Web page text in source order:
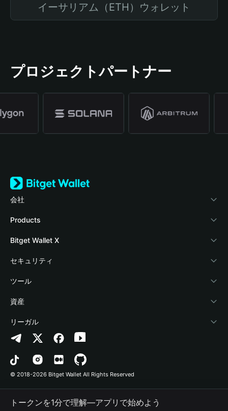
イーサリアム（ETH）ウォレット
プロジェクトパートナー
会社
Bitget Walletについて
ブログ
アカデミー
暗号資産ニュース
Help Center
お問い合わせ
ブランドリソース
キャリア
Products
Crypto Card
Stablecoin Earn
Payfi Crypto
Crypto Swap API
Altcoin Season Index
Prediction Markets
DApp
RWA
Bitget Wallet X
デベロッパー
ウォレットを接続
Bitget Wallet Pay
プロジェクトを掲載
セキュリティ
保護基金
セキュリティ技術
ツール
暗号資産を購入
認証検出
コントラクト検出
一括送金
資産
Arbitrum
Avalanche
Bitcoin
Polygon
リーガル
プライバシーポリシー
利用規約
© 2018-2026 Bitget Wallet All Rights Reserved
トークンを1分で理解―アプリで始めよう